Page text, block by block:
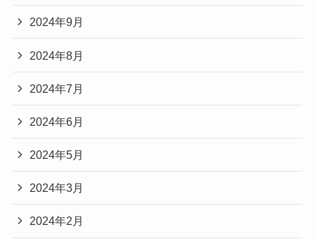
2024年9月
2024年8月
2024年7月
2024年6月
2024年5月
2024年3月
2024年2月